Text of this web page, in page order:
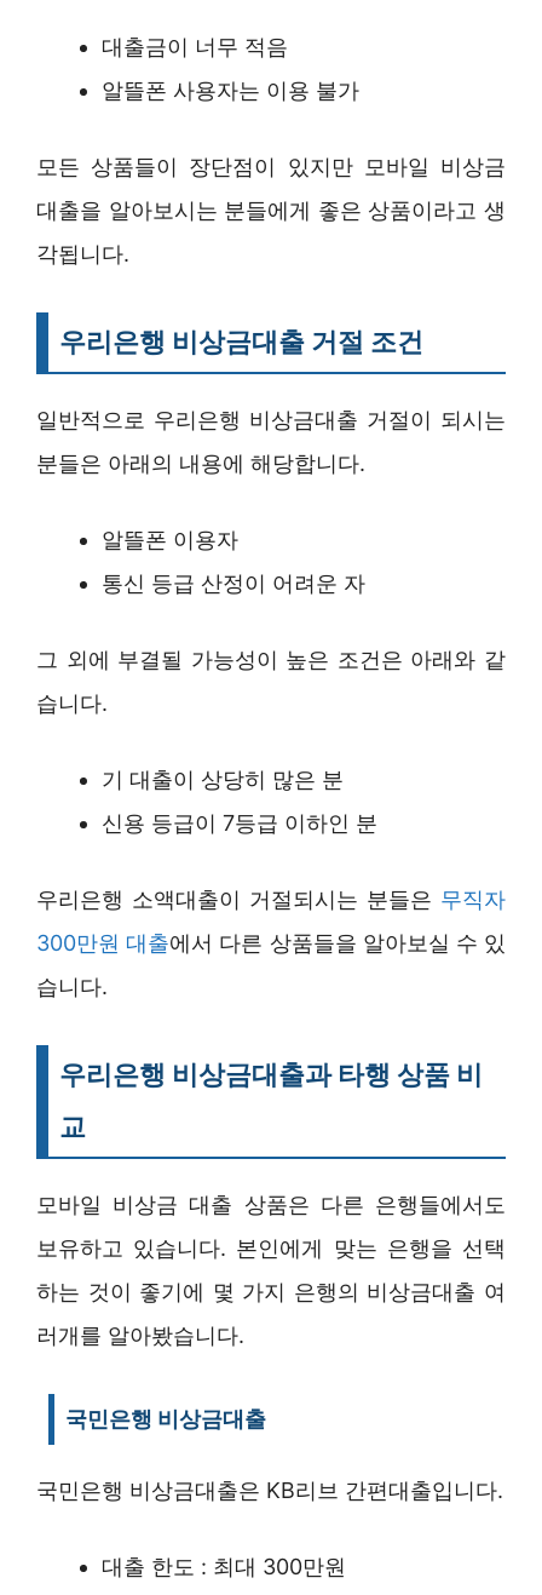
대출금이 너무 적음
알뜰폰 사용자는 이용 불가
모든 상품들이 장단점이 있지만 모바일 비상금
대출을 알아보시는 분들에게 좋은 상품이라고 생
각됩니다.
우리은행 비상금대출 거절 조건
일반적으로 우리은행 비상금대출 거절이 되시는
분들은 아래의 내용에 해당합니다.
알뜰폰 이용자
통신 등급 산정이 어려운 자
그 외에 부결될 가능성이 높은 조건은 아래와 같
습니다.
기 대출이 상당히 많은 분
신용 등급이 7등급 이하인 분
우리은행 소액대출이 거절되시는 분들은 무직자
300만원 대출에서 다른 상품들을 알아보실 수 있
습니다.
우리은행 비상금대출과 타행 상품 비
교
모바일 비상금 대출 상품은 다른 은행들에서도
보유하고 있습니다. 본인에게 맞는 은행을 선택
하는 것이 좋기에 몇 가지 은행의 비상금대출 여
러개를 알아봤습니다.
국민은행 비상금대출
국민은행 비상금대출은 KB리브 간편대출입니다.
대출 한도 : 최대 300만원